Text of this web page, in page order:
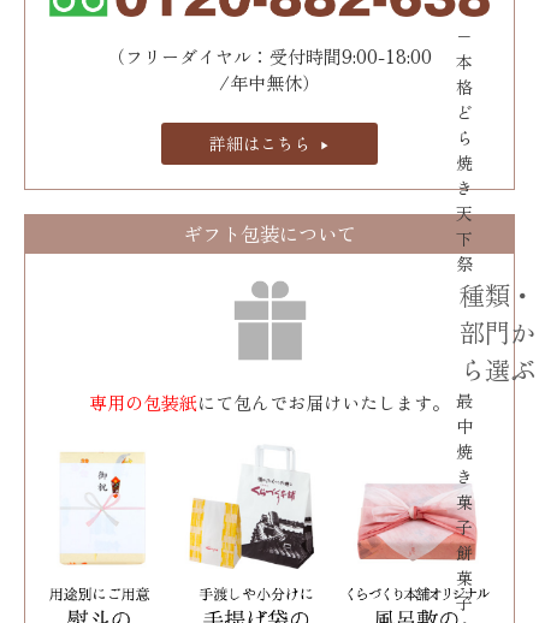
−
本
格
ど
ら
焼
き
天
下
祭
種類・
部門か
ら選ぶ
最
中
焼
き
菓
子
餅
菓
子
（フリーダイヤル：受付時間9:00-18:00
/年中無休）
詳細はこちら
ギフト包装について
専用の包装紙にて包んでお届けいたします。